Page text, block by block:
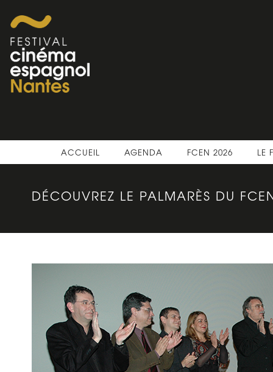
ACCUEIL AGENDA FCEN 2026 LE
DÉCOUVREZ LE PALMARÈS DU